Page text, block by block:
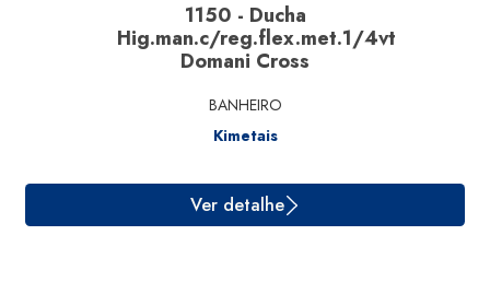
1150 - Ducha
Hig.man.c/reg.flex.met.1/4vt
Domani Cross
BANHEIRO
Kimetais